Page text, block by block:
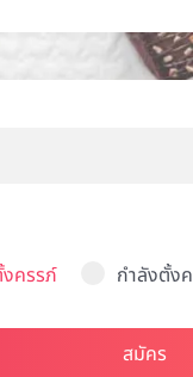
ครรภ์
กำลังตั้ง
สมัคร